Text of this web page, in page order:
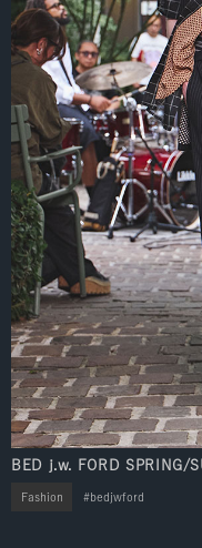
BED j.w. FORD SPRING/
Fashion bedjwford